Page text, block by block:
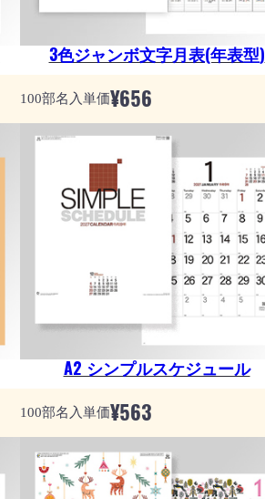
3色ジャンボ文字月表(年表型)
100部名入単価¥656
A2 シンプルスケジュール
100部名入単価¥563